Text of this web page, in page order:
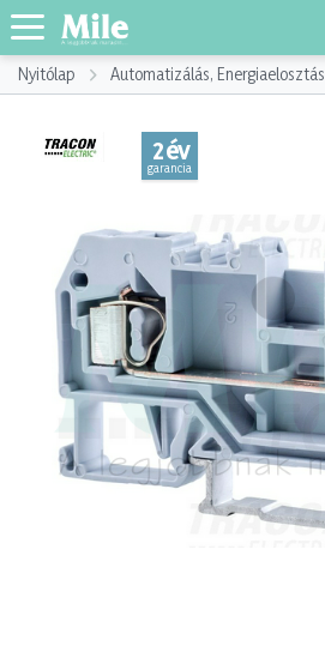
Nyitólap Automatizálás, Energiaelosztás
2 év
garancia